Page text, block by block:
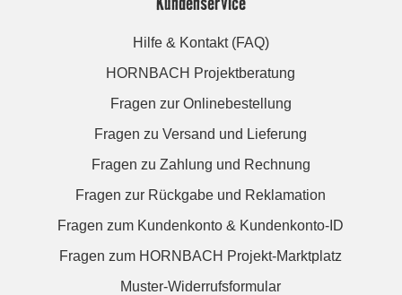
Hilfe & Kontakt (FAQ)
HORNBACH Projektberatung
Fragen zur Onlinebestellung
Fragen zu Versand und Lieferung
Fragen zu Zahlung und Rechnung
Fragen zur Rückgabe und Reklamation
Fragen zum Kundenkonto & Kundenkonto-ID
Fragen zum HORNBACH Projekt-Marktplatz
Muster-Widerrufsformular